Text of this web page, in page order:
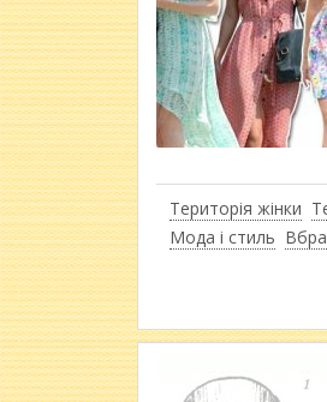
Територія жінки
Мода і стиль